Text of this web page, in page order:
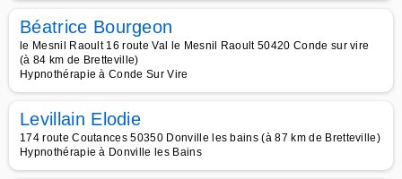
Béatrice Bourgeon
le Mesnil Raoult 16 route Val le Mesnil Raoult 50420 Conde sur vire
(à 84 km de Bretteville)
Hypnothérapie à Conde Sur Vire
Levillain Elodie
174 route Coutances 50350 Donville les bains (à 87 km de Bretteville)
Hypnothérapie à Donville les Bains